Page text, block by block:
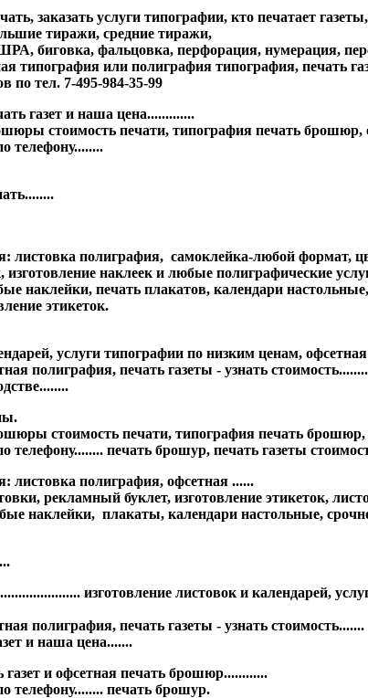
заказать услуги типографии, кто печатает
тиражи, средние тиражи,
биговка, фальцовка, перфорация, нумерация,
типография или полиграфия типография, печать
по тел. 7-495-984-35-99
газет и наша цена.............
стоимость печати, типография печать брошюр,
телефону........
листовка полиграфия, самоклейка-любой формат,
наклеек и любые полиграфические
наклейки, печать плакатов, календари
этикеток.
услуги типографии по низким ценам,
полиграфия, печать газеты - узнать
стоимость печати, типография печать брошюр,
телефону........ печать брошур, печать газеты
листовка полиграфия, офсетная ......
рекламный буклет, изготовление этикеток,
наклейки, плакаты, календари настольные,
изготовление листовок и календарей,
полиграфия, печать газеты - узнать стоимость.......
и наша цена.......
и офсетная печать брошюр............
телефону........ печать брошур.